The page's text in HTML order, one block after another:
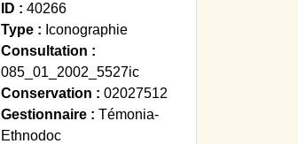
ID : 40266
Type : Iconographie
Consultation :
085_01_2002_5527ic
Conservation : 02027512
Gestionnaire : Témonia-
Ethnodoc